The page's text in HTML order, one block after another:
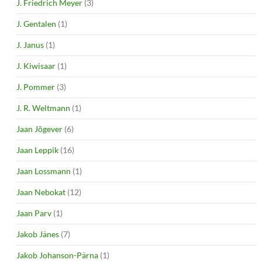
J. Friedrich Meyer (3)
J. Gentalen (1)
J. Janus (1)
J. Kiwisaar (1)
J. Pommer (3)
J. R. Weltmann (1)
Jaan Jõgever (6)
Jaan Leppik (16)
Jaan Lossmann (1)
Jaan Nebokat (12)
Jaan Parv (1)
Jakob Jänes (7)
Jakob Johanson-Pärna (1)